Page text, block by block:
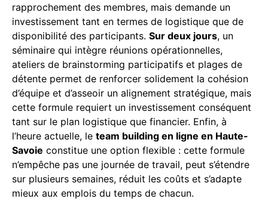
rapprochement des membres, mais demande un
investissement tant en termes de logistique que de
disponibilité des participants. Sur deux jours, un
séminaire qui intègre réunions opérationnelles,
ateliers de brainstorming participatifs et plages de
détente permet de renforcer solidement la cohésion
d’équipe et d’asseoir un alignement stratégique, mais
cette formule requiert un investissement conséquent
tant sur le plan logistique que financier. Enfin, à
l’heure actuelle, le team building en ligne en Haute-
Savoie constitue une option flexible : cette formule
n’empêche pas une journée de travail, peut s’étendre
sur plusieurs semaines, réduit les coûts et s’adapte
mieux aux emplois du temps de chacun.